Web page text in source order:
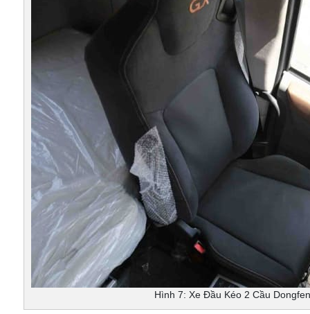
Hình 7: Xe Đầu Kéo 2 Cầu